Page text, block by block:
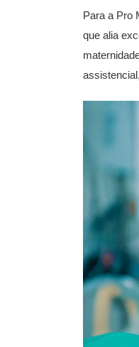
Para a Pro
que alia